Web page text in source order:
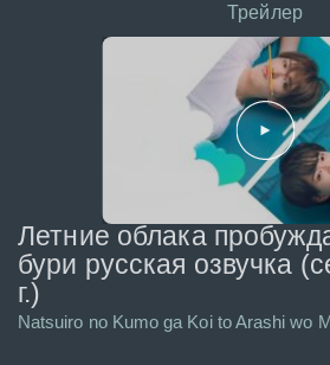
Летние облака
бури русская озвучка
г.)
Natsuiro no Kumo ga Koi to Arashi wo
Трейлер